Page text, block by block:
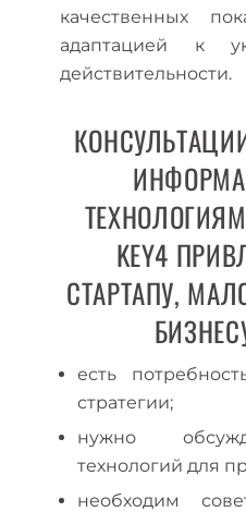
качественных
адаптацией к
действительности.
KEY4
СТАРТАПУ,
есть
стратегии;
нужно
технологий для
необходим